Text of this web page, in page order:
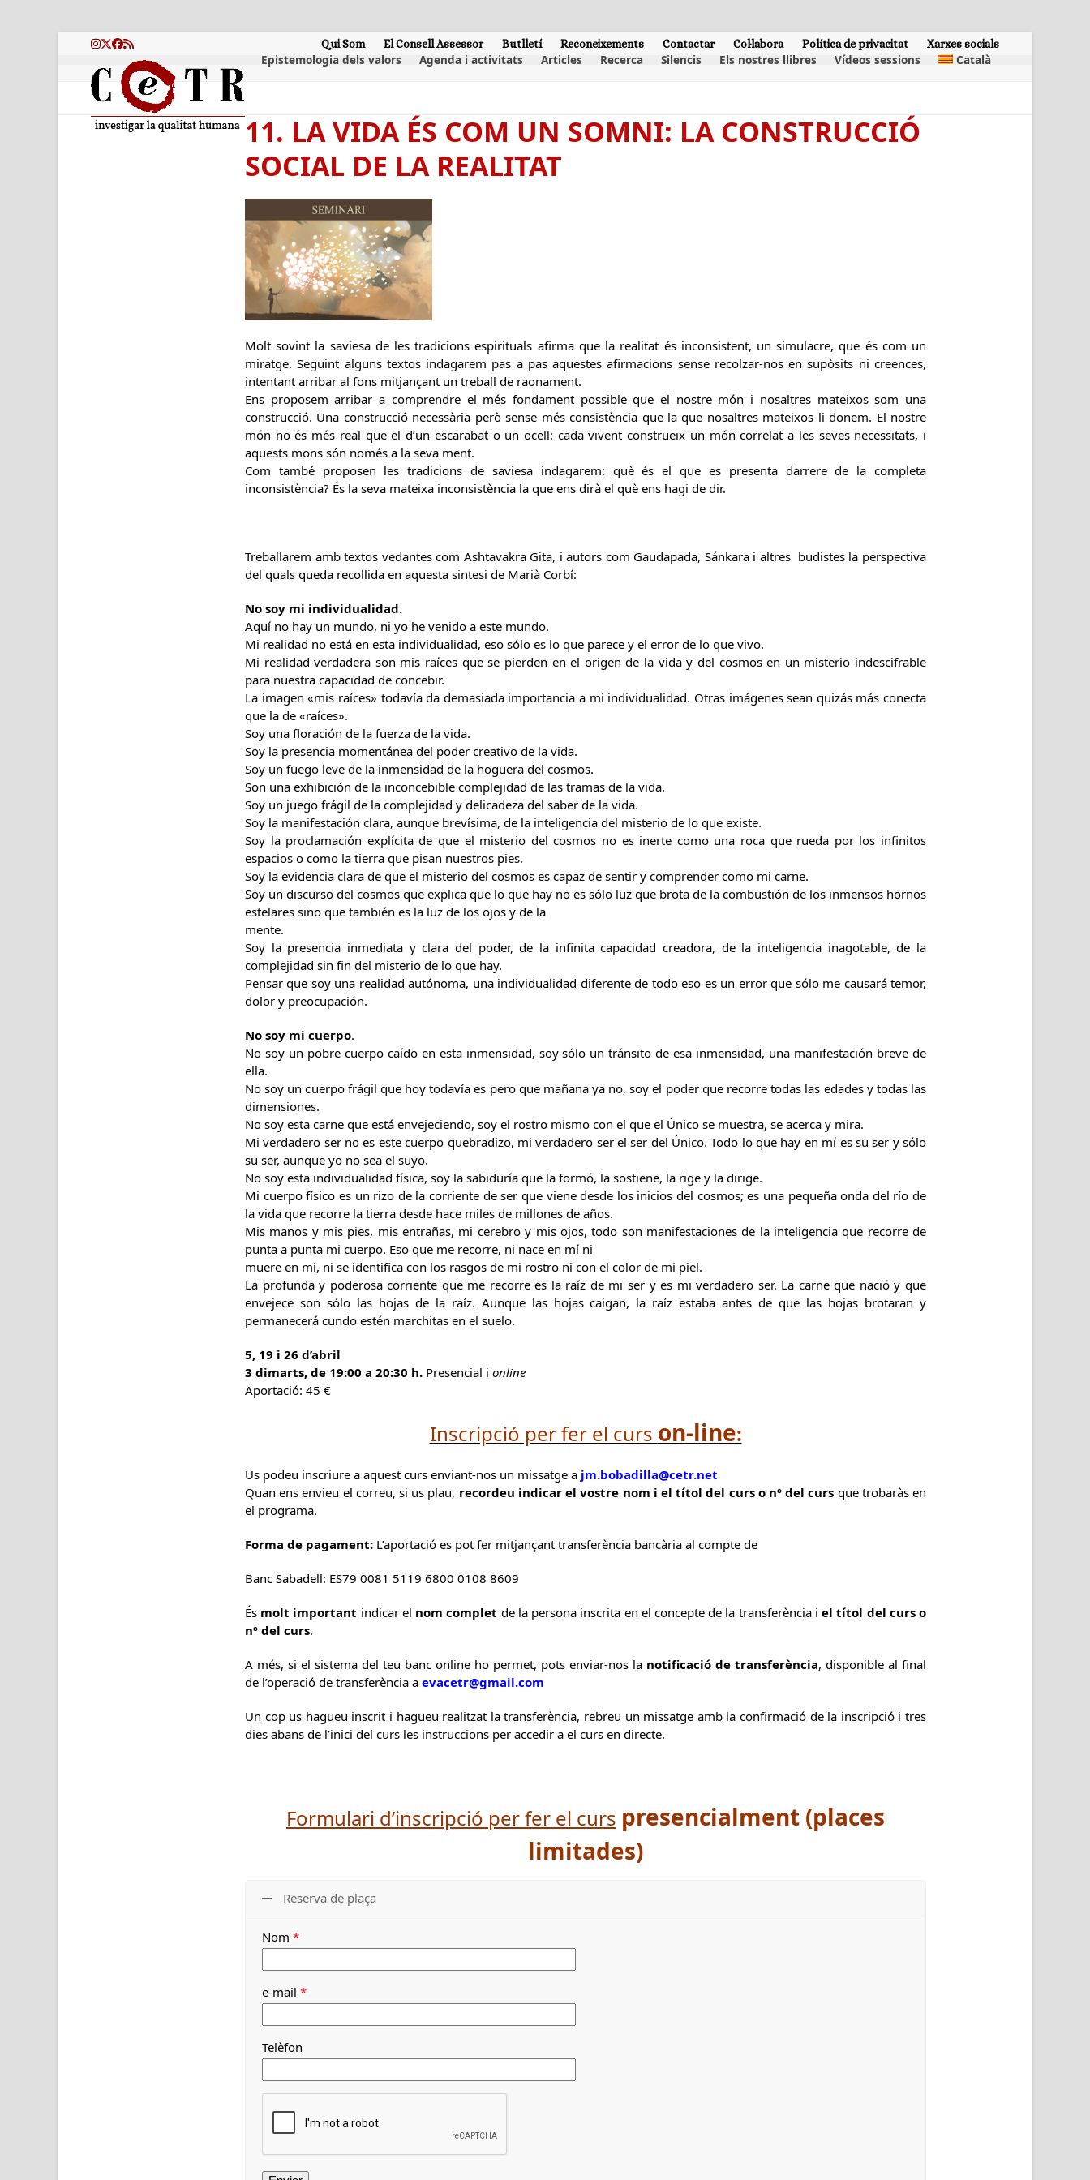
Instagram
Twitter
Facebook
RSS Qui Som El Consell Assessor Butlletí Reconeixements Contactar Col·labora Política de privacitat Xarxes socials
Epistemologia dels valors Agenda i activitats Articles Recerca Silencis Els nostres llibres Vídeos sessions Català
11. LA VIDA ÉS COM UN SOMNI: LA CONSTRUCCIÓ
SOCIAL DE LA REALITAT
Molt sovint la saviesa de les tradicions espirituals afirma que la realitat és inconsistent, un simulacre, que és com un
miratge. Seguint alguns textos indagarem pas a pas aquestes afirmacions sense recolzar-nos en supòsits ni creences,
intentant arribar al fons mitjançant un treball de raonament.
Ens proposem arribar a comprendre el més fondament possible que el nostre món i nosaltres mateixos som una
construcció. Una construcció necessària però sense més consistència que la que nosaltres mateixos li donem. El nostre
món no és més real que el d’un escarabat o un ocell: cada vivent construeix un món correlat a les seves necessitats, i
aquests mons són només a la seva ment.
Com també proposen les tradicions de saviesa indagarem: què és el que es presenta darrere de la completa
inconsistència? És la seva mateixa inconsistència la que ens dirà el què ens hagi de dir.
Treballarem amb textos vedantes com Ashtavakra Gita, i autors com Gaudapada, Sánkara i altres budistes la perspectiva
del quals queda recollida en aquesta sintesi de Marià Corbí:
No soy mi individualidad.
Aquí no hay un mundo, ni yo he venido a este mundo.
Mi realidad no está en esta individualidad, eso sólo es lo que parece y el error de lo que vivo.
Mi realidad verdadera son mis raíces que se pierden en el origen de la vida y del cosmos en un misterio indescifrable
para nuestra capacidad de concebir.
La imagen «mis raíces» todavía da demasiada importancia a mi individualidad. Otras imágenes sean quizás más conecta
que la de «raíces».
Soy una floración de la fuerza de la vida.
Soy la presencia momentánea del poder creativo de la vida.
Soy un fuego leve de la inmensidad de la hoguera del cosmos.
Son una exhibición de la inconcebible complejidad de las tramas de la vida.
Soy un juego frágil de la complejidad y delicadeza del saber de la vida.
Soy la manifestación clara, aunque brevísima, de la inteligencia del misterio de lo que existe.
Soy la proclamación explícita de que el misterio del cosmos no es inerte como una roca que rueda por los infinitos
espacios o como la tierra que pisan nuestros pies.
Soy la evidencia clara de que el misterio del cosmos es capaz de sentir y comprender como mi carne.
Soy un discurso del cosmos que explica que lo que hay no es sólo luz que brota de la combustión de los inmensos hornos
estelares sino que también es la luz de los ojos y de la
mente.
Soy la presencia inmediata y clara del poder, de la infinita capacidad creadora, de la inteligencia inagotable, de la
complejidad sin fin del misterio de lo que hay.
Pensar que soy una realidad autónoma, una individualidad diferente de todo eso es un error que sólo me causará temor,
dolor y preocupación.
No soy mi cuerpo.
No soy un pobre cuerpo caído en esta inmensidad, soy sólo un tránsito de esa inmensidad, una manifestación breve de
ella.
No soy un cuerpo frágil que hoy todavía es pero que mañana ya no, soy el poder que recorre todas las edades y todas las
dimensiones.
No soy esta carne que está envejeciendo, soy el rostro mismo con el que el Único se muestra, se acerca y mira.
Mi verdadero ser no es este cuerpo quebradizo, mi verdadero ser el ser del Único. Todo lo que hay en mí es su ser y sólo
su ser, aunque yo no sea el suyo.
No soy esta individualidad física, soy la sabiduría que la formó, la sostiene, la rige y la dirige.
Mi cuerpo físico es un rizo de la corriente de ser que viene desde los inicios del cosmos; es una pequeña onda del río de
la vida que recorre la tierra desde hace miles de millones de años.
Mis manos y mis pies, mis entrañas, mi cerebro y mis ojos, todo son manifestaciones de la inteligencia que recorre de
punta a punta mi cuerpo. Eso que me recorre, ni nace en mí ni
muere en mi, ni se identifica con los rasgos de mi rostro ni con el color de mi piel.
La profunda y poderosa corriente que me recorre es la raíz de mi ser y es mi verdadero ser. La carne que nació y que
envejece son sólo las hojas de la raíz. Aunque las hojas caigan, la raíz estaba antes de que las hojas brotaran y
permanecerá cundo estén marchitas en el suelo.
5, 19 i 26 d’abril
3 dimarts, de 19:00 a 20:30 h. Presencial i online
Aportació: 45 €
Inscripció per fer el curs on-line:
Us podeu inscriure a aquest curs enviant-nos un missatge a jm.bobadilla@cetr.net
Quan ens envieu el correu, si us plau, recordeu indicar el vostre nom i el títol del curs o nº del curs que trobaràs en
el programa.
Forma de pagament: L’aportació es pot fer mitjançant transferència bancària al compte de
Banc Sabadell: ES79 0081 5119 6800 0108 8609
És molt important indicar el nom complet de la persona inscrita en el concepte de la transferència iel títol del curs o
nº del curs.
A més, si el sistema del teu banc online ho permet, pots enviar-nos la notificació de transferència, disponible al final
de l’operació de transferència a evacetr@gmail.com
Un cop us hagueu inscrit i hagueu realitzat la transferència, rebreu un missatge amb la confirmació de la inscripció i tres
dies abans de l’inici del curs les instruccions per accedir a el curs en directe.
Formulari d’inscripció per fer el curs presencialment (places
limitades)
Reserva de plaça
Nom *
e-mail *
Telèfon